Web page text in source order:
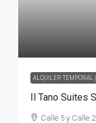
ALQUILER TEMPORAL
Il Tano Suites
Calle 5 y Calle